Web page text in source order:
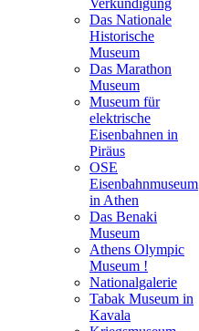
Verkündigung
Das Nationale
Historische
Museum
Das Marathon
Museum
Museum für
elektrische
Eisenbahnen in
Piräus
OSE
Eisenbahnmuseum
in Athen
Das Benaki
Museum
Athens Olympic
Museum !
Nationalgalerie
Tabak Museum in
Kavala